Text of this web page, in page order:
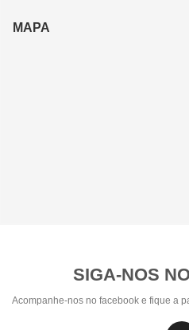
MAPA
SIGA-NOS
Acompanhe-nos no facebook e fique a